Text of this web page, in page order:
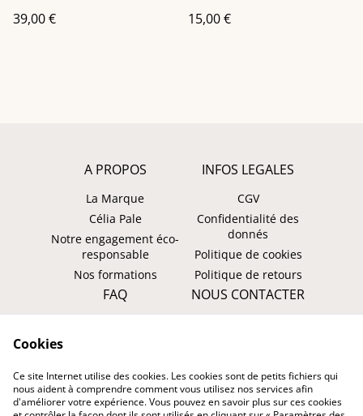
39,00 €
15,00 €
A PROPOS
La Marque
Célia Pale
Notre engagement éco-
responsable
Nos formations
INFOS LEGALES
CGV
Confidentialité des
donnés
Politique de cookies
Politique de retours
FAQ
Suivre ma commande
NOUS CONTACTER
@tombasana.fr
Cookies
Ce site Internet utilise des cookies. Les cookies sont de petits fichiers qui
nous aident à comprendre comment vous utilisez nos services afin
d'améliorer votre expérience. Vous pouvez en savoir plus sur ces cookies